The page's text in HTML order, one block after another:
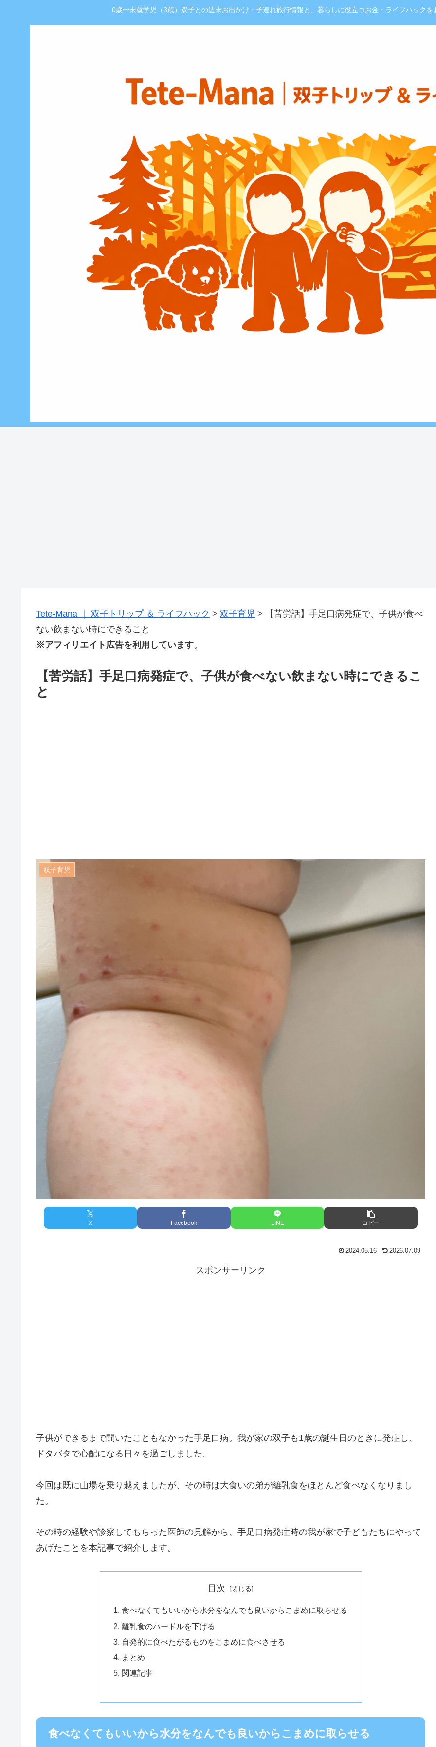
0歳〜未就学児（3歳）双子との週末お出かけ・子連れ旅行情報と、暮らしに役立つお金・ライフハックを
Tete-Mana ｜ 双子トリップ ＆ ライフハック > 双子育児 >
【苦労話】手足口病発症で、子供が食べ
ない飲まない時にできること
※アフィリエイト広告を利用しています。
【苦労話】手足口病発症で、子供が食べない飲まない時にできるこ
と
双子育児
X Facebook LINE コピー
2024.05.16 2026.07.09
スポンサーリンク
子供ができるまで聞いたこともなかった手足口病。我が家の双子も1歳の誕生日のときに発症し、
ドタバタで心配になる日々を過ごしました。
今回は既に山場を乗り越えましたが、その時は大食いの弟が離乳食をほとんど食べなくなりまし
た。
その時の経験や診察してもらった医師の見解から、手足口病発症時の我が家で子どもたちにやって
あげたことを本記事で紹介します。
目次
食べなくてもいいから水分をなんでも良いからこまめに取らせる
離乳食のハードルを下げる
自発的に食べたがるものをこまめに食べさせる
まとめ
関連記事
食べなくてもいいから水分をなんでも良いからこまめに取らせる